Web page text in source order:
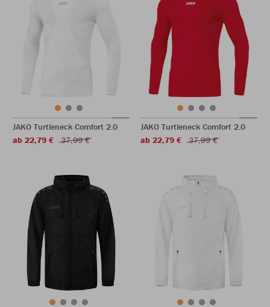
JAKO Turtleneck Comfort 2.0
ab 22,79 €
37,99 €
JAKO Turtleneck Comfort 2.0
ab 22,79 €
37,99 €